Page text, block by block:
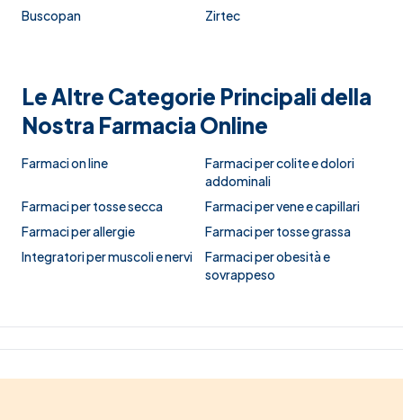
Buscopan
Zirtec
Le Altre Categorie Principali della
Nostra Farmacia Online
Farmaci on line
Farmaci per colite e dolori
addominali
Farmaci per tosse secca
Farmaci per vene e capillari
Farmaci per allergie
Farmaci per tosse grassa
Integratori per muscoli e nervi
Farmaci per obesità e
sovrappeso